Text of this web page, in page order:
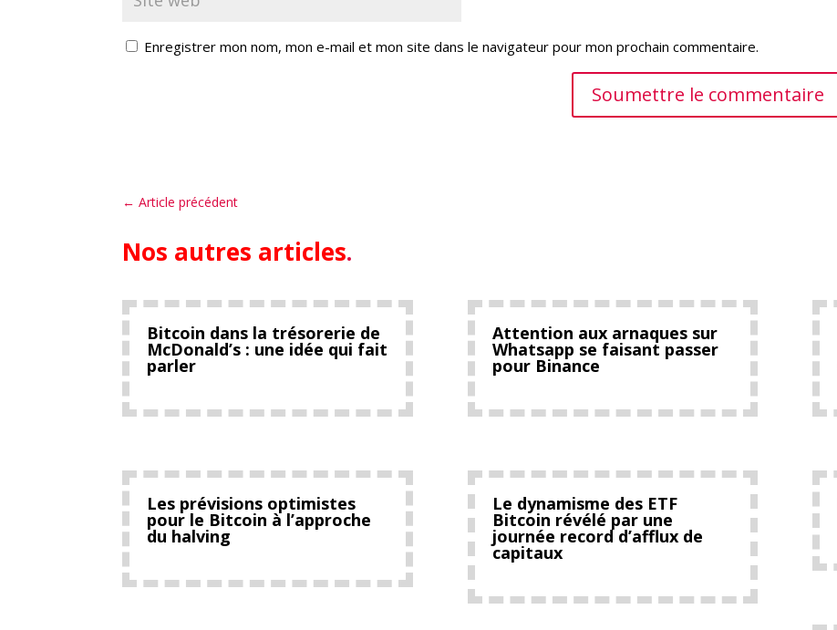
Enregistrer mon nom, mon e-mail et mon site dans le navigateur pour mon prochain commentaire.
Soumettre le commentaire
←Article précédent
Nos autres articles.
Bitcoin dans la trésorerie de
McDonald’s : une idée qui fait
parler
Les prévisions optimistes
pour le Bitcoin à l’approche
du halving
Attention aux arnaques sur
Whatsapp se faisant passer
pour Binance
Le dynamisme des ETF
Bitcoin révélé par une
journée record d’afflux de
capitaux